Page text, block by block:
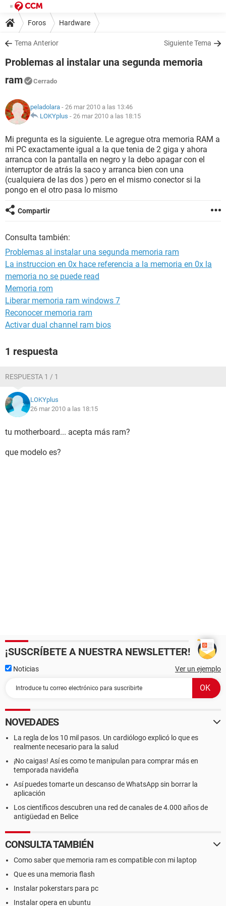
Foros Hardware
Tema Anterior Siguiente Tema
Problemas al instalar una segunda memoria
ram
Cerrado
peladolara - 26 mar 2010 a las 13:46
LOKYplus - 26 mar 2010 a las 18:15
Mi pregunta es la siguiente. Le agregue otra memoria RAM a
mi PC exactamente igual a la que tenia de 2 giga y ahora
arranca con la pantalla en negro y la debo apagar con el
interruptor de atrás la saco y arranca bien con una
(cualquiera de las dos ) pero en el mismo conector si la
pongo en el otro pasa lo mismo
Compartir
Consulta también:
Problemas al instalar una segunda memoria ram
La instruccion en 0x hace referencia a la memoria en 0x la
memoria no se puede read
Memoria rom
Liberar memoria ram windows 7
Reconocer memoria ram
Activar dual channel ram bios
1 respuesta
RESPUESTA 1 / 1
LOKYplus
26 mar 2010 a las 18:15
tu motherboard... acepta más ram?
que modelo es?
¡SUSCRÍBETE A NUESTRA NEWSLETTER!
Noticias Ver un ejemplo
NOVEDADES
La regla de los 10 mil pasos. Un cardiólogo explicó lo que es
realmente necesario para la salud
¡No caigas! Así es como te manipulan para comprar más en
temporada navideña
Así puedes tomarte un descanso de WhatsApp sin borrar la
aplicación
Los científicos descubren una red de canales de 4.000 años de
antigüedad en Belice
CONSULTA TAMBIÉN
Como saber que memoria ram es compatible con mi laptop
Que es una memoria flash
Instalar pokerstars para pc
Instalar opera en ubuntu